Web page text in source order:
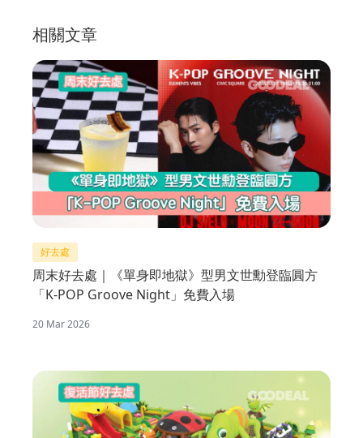
相關文章
好去處
周末好去處｜《單身即地獄》型男文世勳登臨圓方
「K-POP Groove Night」免費入場
20 Mar 2026